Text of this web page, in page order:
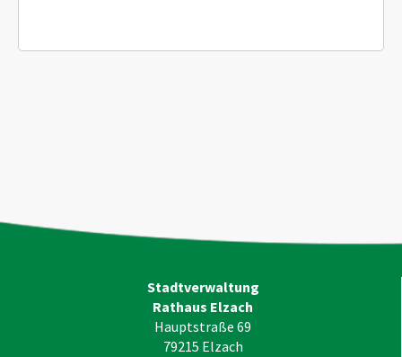
Stadtverwaltung
Rathaus Elzach
Hauptstraße 69
79215 Elzach